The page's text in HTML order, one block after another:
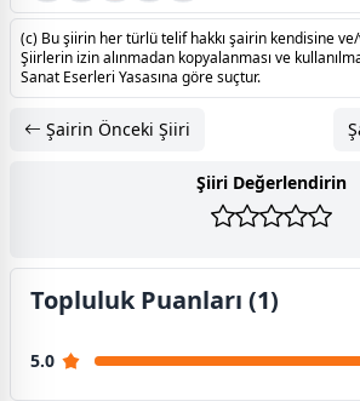
(c) Bu şiirin her türlü telif hakkı şairin kendisine
Şiirlerin izin alınmadan kopyalanması ve
Sanat Eserleri Yasasına göre suçtur.
Şairin Önceki Şiiri
Şiiri Değerlendirin
Topluluk Puanları (1)
5.0